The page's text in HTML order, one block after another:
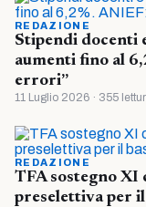
REDAZIONE
Stipendi docenti
aumenti fino al
errori”
11 Luglio 2026 · 355
REDAZIONE
TFA sostegno XI
preselettiva per